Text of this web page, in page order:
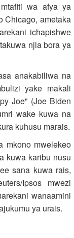
wa afya ya
Chicago, ametaka
ichapishwe
njia bora ya
anakabiliwa na
yake makali
Joe" (Joe Biden
wake kuwa na
kuhusu marais.
mkono mwelekeo
kuwa karibu nusu
sana kuwa rais,
Ipsos mwezi
wanaamini
ya urais.